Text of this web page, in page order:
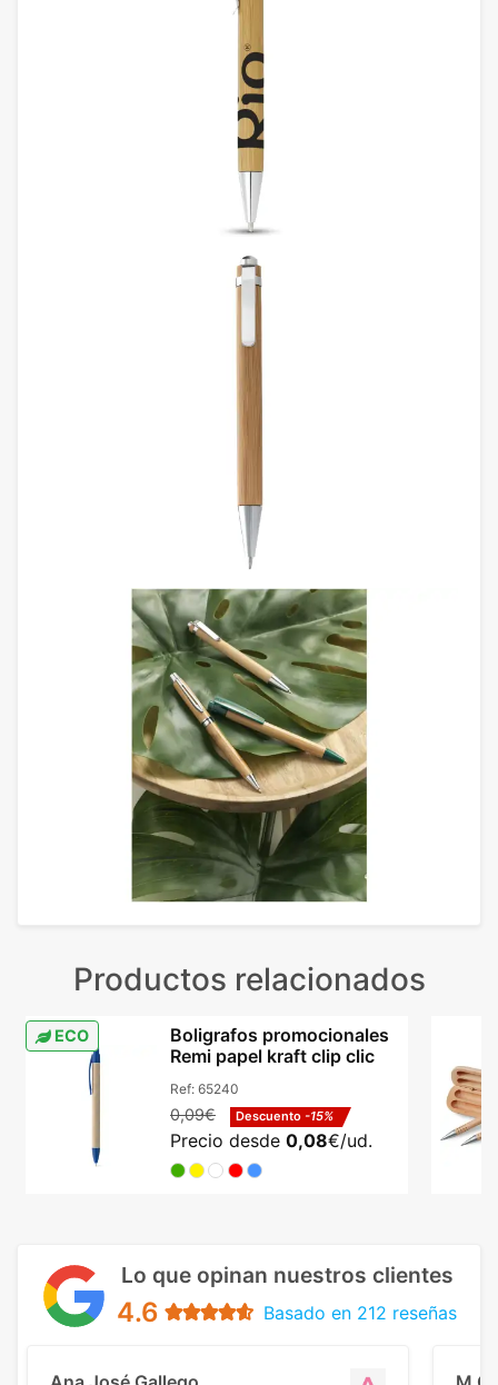
Productos relacionados
ECO
Boligrafos promocionales
Remi papel kraft clip clic
Ref: 65240
0,09€ Descuento -15%
Precio desde 0,08€/ud.
Lo que opinan nuestros clientes
4.6 Basado en 212 reseñas